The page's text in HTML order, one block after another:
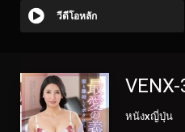
วีดีโอหลัก
หนังxญี่ปุ่น